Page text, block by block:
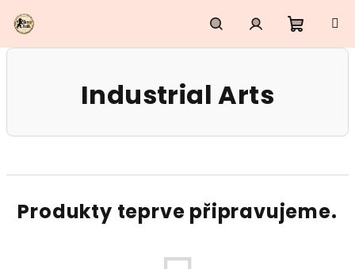
na
obsah
HledatPřihlášení
Industrial Arts
Produkty teprve připravujeme.